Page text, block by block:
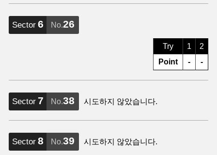
Sector 6 No.26
Try
Point
1
-
2
-
Sector 7 No.38 시도하지 않았습니다.
Sector 8 No.39 시도하지 않았습니다.